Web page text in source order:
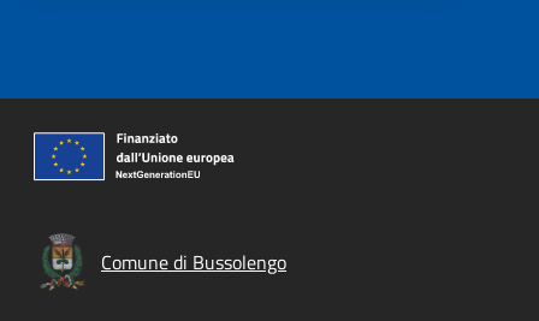
Comune di Bussolengo